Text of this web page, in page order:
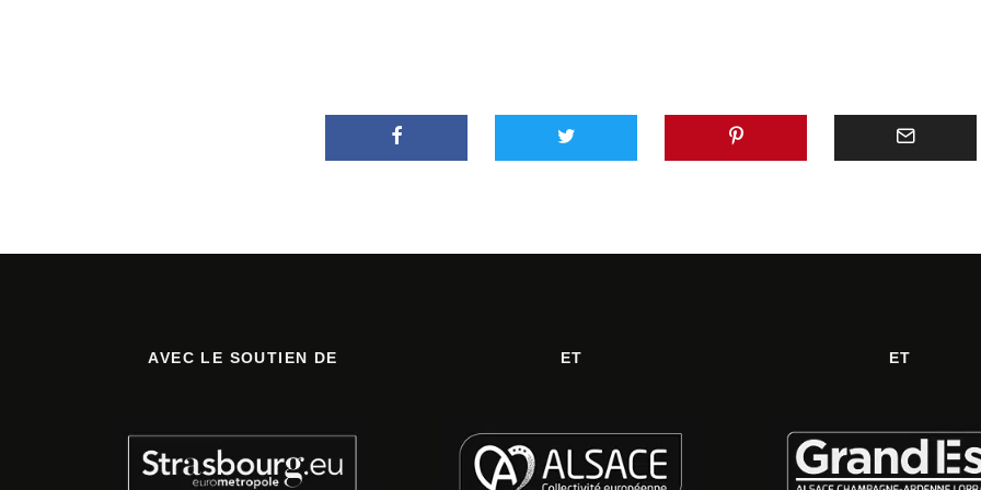
AVEC LE SOUTIEN DE ET ET